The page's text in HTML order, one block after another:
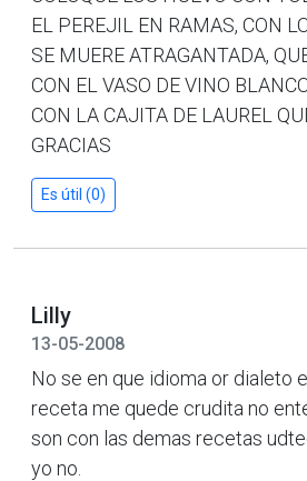
EL PEREJIL EN RAMAS, CON
SE MUERE ATRAGANTADA,
CON EL VASO DE VINO
CON LA CAJITA DE LAUREL
GRACIAS
Es útil (0)
Lilly
13-05-2008
No se en que idioma or dialeto
receta me quede crudita no
son con las demas recetas
yo no.